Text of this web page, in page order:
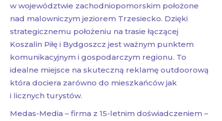
w województwie zachodniopomorskim położone
nad malowniczym jeziorem Trzesiecko. Dzięki
strategicznemu położeniu na trasie łączącej
Koszalin Piłę i Bydgoszcz jest ważnym punktem
komunikacyjnym i gospodarczym regionu. To
idealne miejsce na skuteczną reklamę outdoorową
która dociera zarówno do mieszkańców jak
i licznych turystów.
Medas-Media – firma z 15-letnim doświadczeniem –